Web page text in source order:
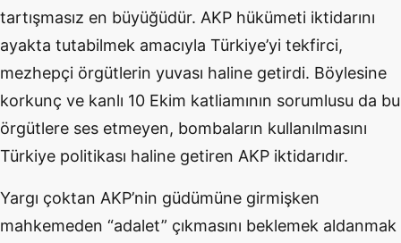
tartışmasız en büyüğüdür. AKP hükümeti iktidarını
ayakta tutabilmek amacıyla Türkiye’yi tekfirci,
mezhepçi örgütlerin yuvası haline getirdi. Böylesine
korkunç ve kanlı 10 Ekim katliamının sorumlusu da bu
örgütlere ses etmeyen, bombaların kullanılmasını
Türkiye politikası haline getiren AKP iktidarıdır.
Yargı çoktan AKP’nin güdümüne girmişken
mahkemeden “adalet” çıkmasını beklemek aldanmak